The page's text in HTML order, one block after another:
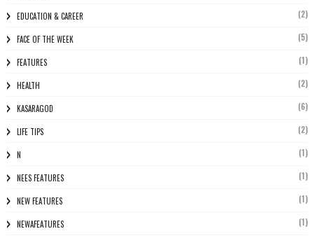
EDUCATION & CAREER (2)
FACE OF THE WEEK (5)
FEATURES (1)
HEALTH (2)
KASARAGOD (6)
LIFE TIPS (2)
N (1)
NEES FEATURES (1)
NEW FEATURES (1)
NEWAFEATURES (1)